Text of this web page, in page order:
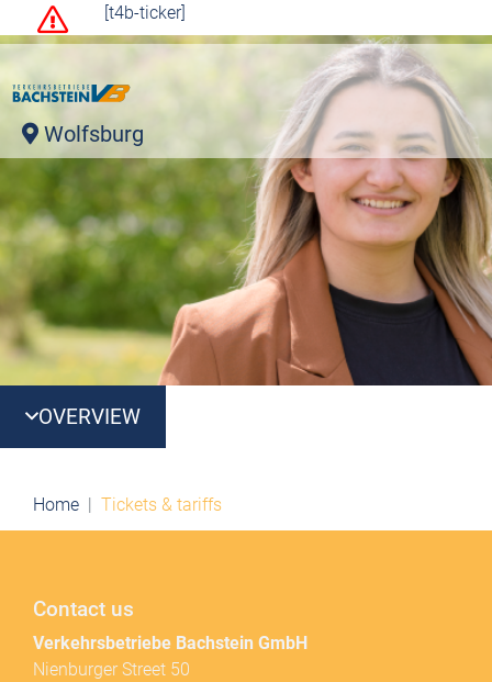
[t4b-ticker]
Wolfsburg
OVERVIEW
Home Tickets & tariffs
Contact us
Verkehrsbetriebe Bachstein GmbH
Nienburger Street 50